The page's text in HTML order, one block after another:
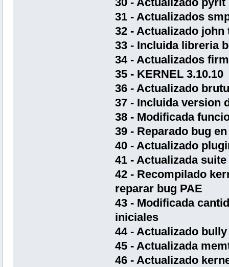
31 - Actualizados
32 - Actualizado john
33 - Incluida libreria
34 - Actualizados
35 - KERNEL 3.10.10
36 - Actualizado
37 - Incluida version
38 - Modificada
39 - Reparado bug
40 - Actualizado
41 - Actualizada
42 - Recompilado
reparar bug PAE
43 - Modificada
iniciales
44 - Actualizado
45 - Actualizada
46 - Actualizado